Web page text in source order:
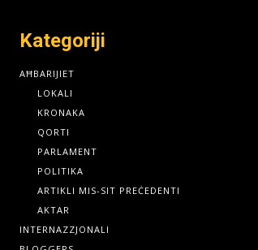
Kategoriji
AĦBARIJIET
LOKALI
KRONAKA
QORTI
PARLAMENT
POLITIKA
ARTIKLI MIS-SIT PREĊEDENTI
AKTAR
INTERNAZZJONALI